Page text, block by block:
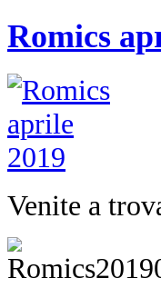
Romics
Venite a